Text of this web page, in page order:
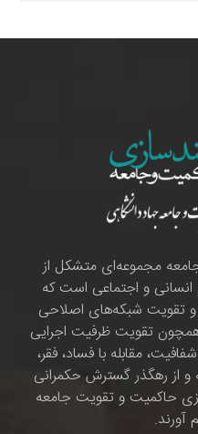
مجموعه‌ای متشکل از
و اجتماعی است که
و تقویت شبکه‌های اصلاحی
تقویت ظرفیت اجرایی
مقابله با فساد، فقر،
و از رهگذر گسترش حکمرانی
حاکمیت و تقویت جامعه
آورند.